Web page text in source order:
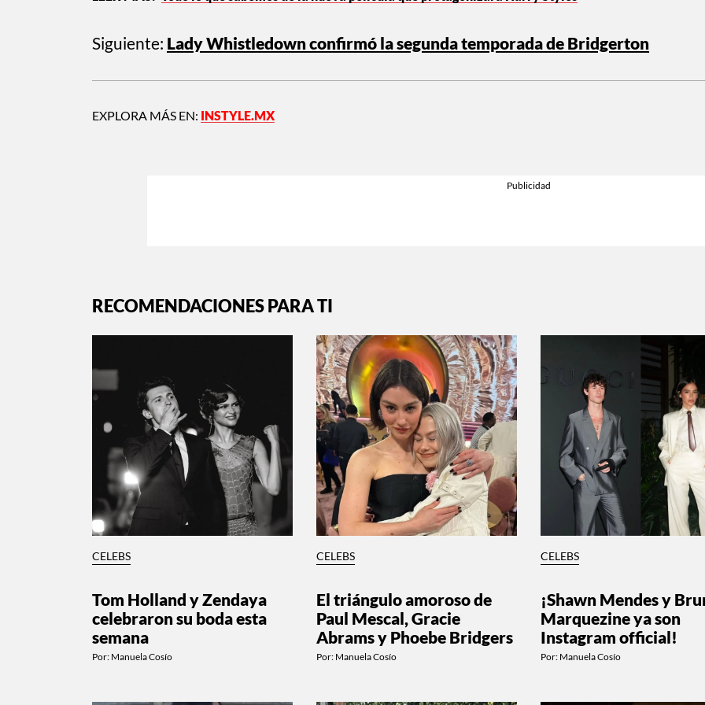
Siguiente: Lady Whistledown confirmó la segunda temporada de Bridgerton
EXPLORA MÁS EN: INSTYLE.MX
RECOMENDACIONES PARA TI
CELEBS
Tom Holland y Zendaya
celebraron su boda esta
semana
Por: Manuela Cosío
CELEBS
El triángulo amoroso de
Paul Mescal, Gracie
Abrams y Phoebe Bridgers
Por: Manuela Cosío
CELEBS
¡Shawn Mendes y
Marquezine ya son
Instagram official!
Por: Manuela Cosío